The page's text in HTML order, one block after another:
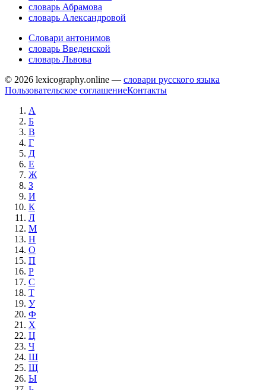
словарь Абрамова
словарь Александровой
Словари антонимов
словарь Введенской
словарь Львова
© 2026 lexicography.online — словари русского языка
Пользовательское соглашениеКонтакты
А
Б
В
Г
Д
Е
Ж
З
И
К
Л
М
Н
О
П
Р
С
Т
У
Ф
Х
Ц
Ч
Ш
Щ
Ы